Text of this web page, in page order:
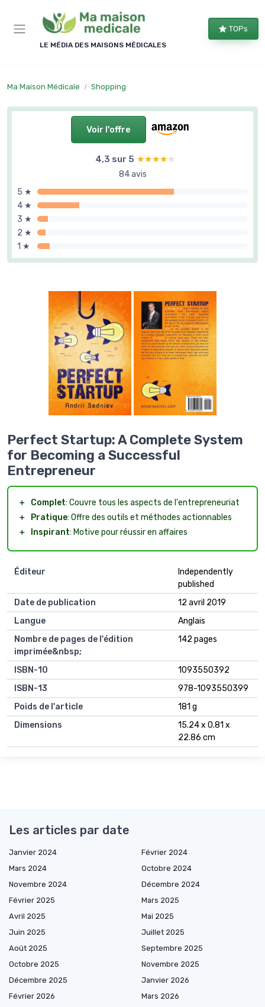
LE MÉDIA DES MAISONS MÉDICALES
TOPs
Ma Maison Médicale Shopping
Voir l'offre
4,3 sur 5 ★★★★★
★★★★★
84 avis
5 ★
4 ★
3 ★
2 ★
1 ★
Perfect Startup: A Complete System
for Becoming a Successful
Entrepreneur
＋ Complet: Couvre tous les aspects de l'entrepreneuriat
＋
Pratique: Offre des outils et méthodes actionnables
＋
Inspirant: Motive pour réussir en affaires
Éditeur
Independently
published
Date de publication
12 avril 2019
Langue
Anglais
Nombre de pages de l'édition
imprimée&nbsp;
142 pages
ISBN-10
1093550392
ISBN-13
978-1093550399
Poids de l'article
181 g
Dimensions
15.24 x 0.81 x
22.86 cm
Les articles par date
Janvier 2024
Février 2024
Mars 2024
Octobre 2024
Novembre 2024
Décembre 2024
Février 2025
Mars 2025
Avril 2025
Mai 2025
Juin 2025
Juillet 2025
Août 2025
Septembre 2025
Octobre 2025
Novembre 2025
Décembre 2025
Janvier 2026
Février 2026
Mars 2026